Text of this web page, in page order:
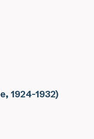
1924-1932)